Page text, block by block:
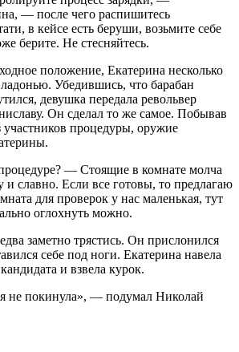
— после чего распишитесь
в кейсе есть беруши, возьмите себе
берите. Не стесняйтесь.
положение, Екатерина несколько
Убедившись, что барабан
девушка передала револьвер
Он сделал то же самое. Побывав
участников процедуры, оружие
— Стоящие в комнате молча
славно. Если все готовы, то предлагаю
для проверок у нас маленькая, тут
оглохнуть можно.
заметно трястись. Он прислонился
себе под ноги. Екатерина навела
и взвела курок.
не покинула», — подумал Николай